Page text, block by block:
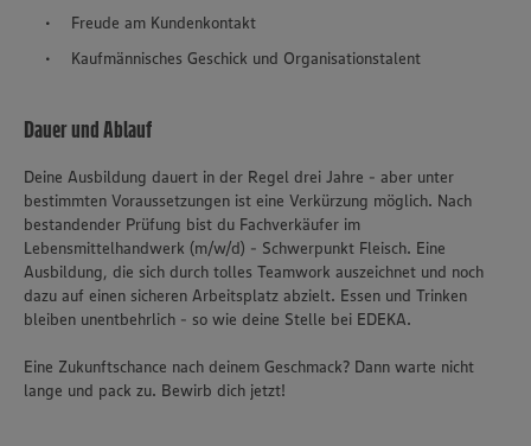
Freude am Kundenkontakt
Kaufmännisches Geschick und Organisationstalent
Dauer und Ablauf
Deine Ausbildung dauert in der Regel drei Jahre - aber unter
bestimmten Voraussetzungen ist eine Verkürzung möglich. Nach
bestandender Prüfung bist du Fachverkäufer im
Lebensmittelhandwerk (m/w/d) - Schwerpunkt Fleisch. Eine
Ausbildung, die sich durch tolles Teamwork auszeichnet und noch
dazu auf einen sicheren Arbeitsplatz abzielt. Essen und Trinken
bleiben unentbehrlich - so wie deine Stelle bei EDEKA.
Eine Zukunftschance nach deinem Geschmack? Dann warte nicht
lange und pack zu. Bewirb dich jetzt!